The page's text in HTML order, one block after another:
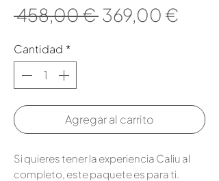
458,00 € Precio
369,00 €
Cantidad *
Agregar al carrito
Si quieres tener la experiencia Caliu al
completo, este paquete es para ti.